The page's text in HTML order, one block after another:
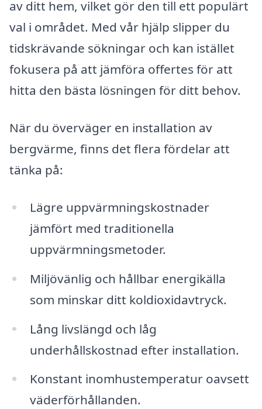
av ditt hem, vilket gör den till ett populärt
val i området. Med vår hjälp slipper du
tidskrävande sökningar och kan istället
fokusera på att jämföra offertes för att
hitta den bästa lösningen för ditt behov.
När du överväger en installation av
bergvärme, finns det flera fördelar att
tänka på:
Lägre uppvärmningskostnader
jämfört med traditionella
uppvärmningsmetoder.
Miljövänlig och hållbar energikälla
som minskar ditt koldioxidavtryck.
Lång livslängd och låg
underhållskostnad efter installation.
Konstant inomhustemperatur oavsett
väderförhållanden.